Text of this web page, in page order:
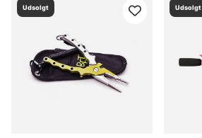
Udsolgt Udsolgt